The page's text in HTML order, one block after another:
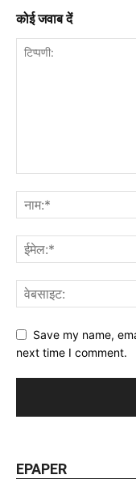
कोई जवाब दें
Save my name,
next time I comment.
EPAPER